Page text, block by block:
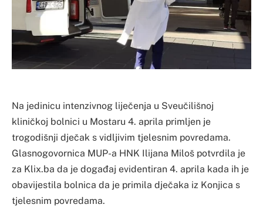
Na jedinicu intenzivnog liječenja u Sveučilišnoj
kliničkoj bolnici u Mostaru 4. aprila primljen je
trogodišnji dječak s vidljivim tjelesnim povredama.
Glasnogovornica MUP-a HNK Ilijana Miloš potvrdila je
za Klix.ba da je događaj evidentiran 4. aprila kada ih je
obavijestila bolnica da je primila dječaka iz Konjica s
tjelesnim povredama.